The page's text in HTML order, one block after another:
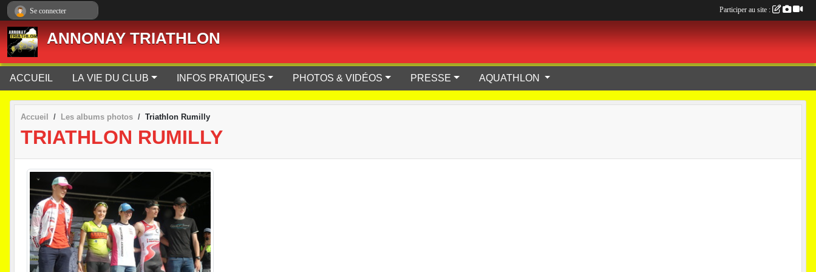
ANNONAY TRIATHLON
ACCUEIL LA VIE DU CLUB INFOS PRATIQUES PHOTOS & VIDÉOS PRESSE AQUATHLON
Accueil Les albums photos Triathlon Rumilly
TRIATHLON RUMILLY
Se connecter Participer au site :
Panneau de gestion des cookies